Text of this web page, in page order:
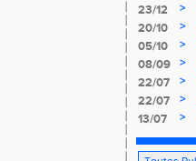
23/12
>
20/10
>
05/10
>
08/09
>
22/07
>
22/07
>
13/07
>